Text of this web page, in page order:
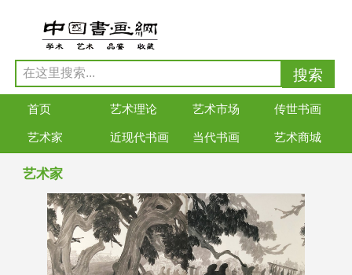
首页 艺术理论 艺术市场 传世书画
艺术家 近现代书画 当代书画 艺术商城
艺术家